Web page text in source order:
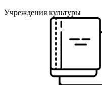
Учреждения культуры